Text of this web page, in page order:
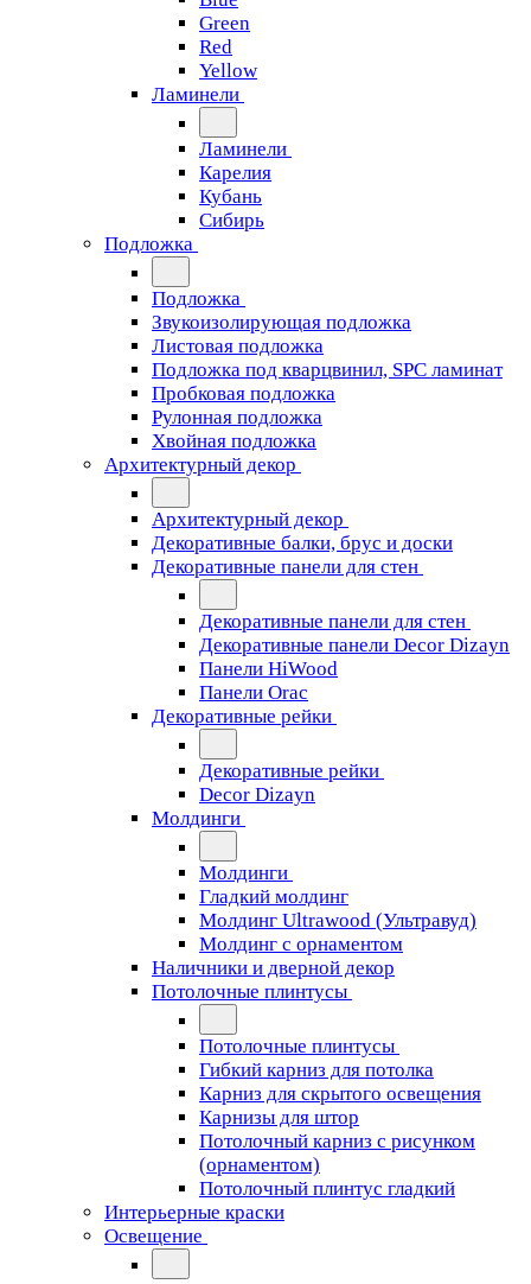
Green
Red
Yellow
Ламинели
Ламинели
Карелия
Кубань
Сибирь
Подложка
Подложка
Звукоизолирующая подложка
Листовая подложка
Подложка под кварцвинил, SPC ламинат
Пробковая подложка
Рулонная подложка
Хвойная подложка
Архитектурный декор
Архитектурный декор
Декоративные балки, брус и доски
Декоративные панели для стен
Декоративные панели для стен
Декоративные панели Decor Dizayn
Панели HiWood
Панели Orac
Декоративные рейки
Декоративные рейки
Decor Dizayn
Молдинги
Молдинги
Гладкий молдинг
Молдинг Ultrawood (Ультравуд)
Молдинг с орнаментом
Наличники и дверной декор
Потолочные плинтусы
Потолочные плинтусы
Гибкий карниз для потолка
Карниз для скрытого освещения
Карнизы для штор
Потолочный карниз с рисунком
(орнаментом)
Потолочный плинтус гладкий
Интерьерные краски
Освещение